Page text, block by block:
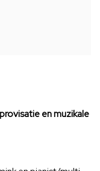
en muzikale